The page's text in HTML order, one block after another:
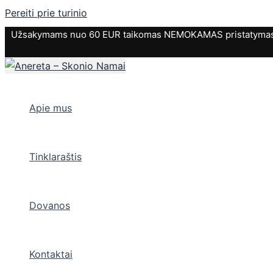
Pereiti prie turinio
Užsakymams nuo 60 EUR taikomas NEMOKAMAS
Apie mus
Tinklaraštis
Dovanos
Kontaktai